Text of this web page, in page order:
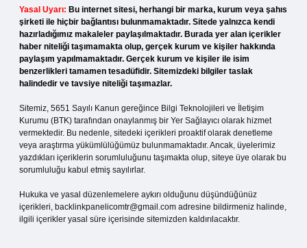
Yasal Uyarı: Bu internet sitesi, herhangi bir marka, kurum veya şahıs
şirketi ile hiçbir bağlantısı bulunmamaktadır. Sitede yalnızca kendi
hazırladığımız makaleler paylaşılmaktadır. Burada yer alan içerikler
haber niteliği taşımamakta olup, gerçek kurum ve kişiler hakkında
paylaşım yapılmamaktadır. Gerçek kurum ve kişiler ile isim
benzerlikleri tamamen tesadüfidir. Sitemizdeki bilgiler taslak
halindedir ve tavsiye niteliği taşımazlar.
Sitemiz, 5651 Sayılı Kanun gereğince Bilgi Teknolojileri ve İletişim
Kurumu (BTK) tarafından onaylanmış bir Yer Sağlayıcı olarak hizmet
vermektedir. Bu nedenle, sitedeki içerikleri proaktif olarak denetleme
veya araştırma yükümlülüğümüz bulunmamaktadır. Ancak, üyelerimiz
yazdıkları içeriklerin sorumluluğunu taşımakta olup, siteye üye olarak bu
sorumluluğu kabul etmiş sayılırlar.
Hukuka ve yasal düzenlemelere aykırı olduğunu düşündüğünüz
içerikleri, backlinkpanelicomtr@gmail.com adresine bildirmeniz halinde,
ilgili içerikler yasal süre içerisinde sitemizden kaldırılacaktır.